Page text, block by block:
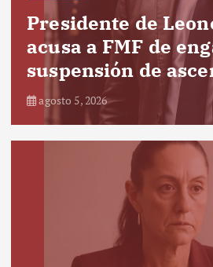
Presidente de
acusa a FMF de
suspensión de
agosto 5, 2026